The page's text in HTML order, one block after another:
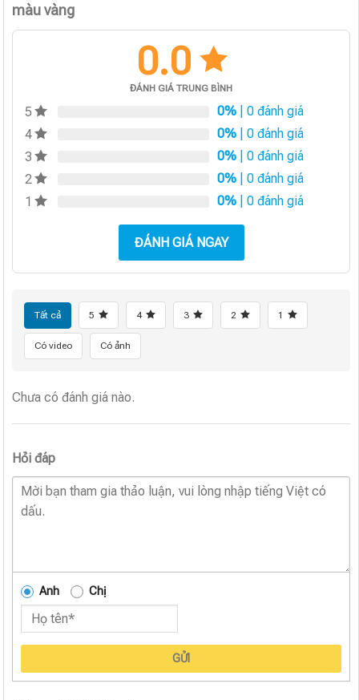
màu vàng
0.0
ĐÁNH GIÁ TRUNG BÌNH
5 0% | 0 đánh giá
4
0% | 0 đánh giá
3
0% | 0 đánh giá
2
0% | 0 đánh giá
1
0% | 0 đánh giá
ĐÁNH GIÁ NGAY
Tất cả 5 4 3 2 1
Có video Có ảnh
Chưa có đánh giá nào.
Hỏi đáp
Anh Chị
GỬI